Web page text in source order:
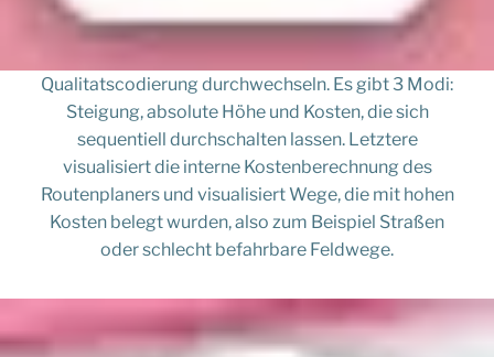
Qualitatscodierung durchwechseln. Es gibt 3 Modi:
Steigung, absolute Höhe und Kosten, die sich
sequentiell durchschalten lassen. Letztere
visualisiert die interne Kostenberechnung des
Routenplaners und visualisiert Wege, die mit hohen
Kosten belegt wurden, also zum Beispiel Straßen
oder schlecht befahrbare Feldwege.